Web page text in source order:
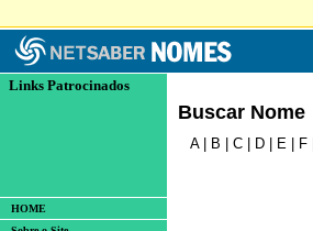
Links Patrocinados
HOME
Buscar Nome
A| B C D E F